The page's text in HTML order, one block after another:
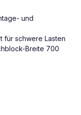
und
für schwere Lasten
Breite 700